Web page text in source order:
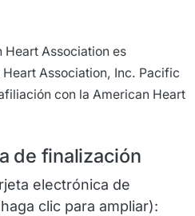
Heart Association es
Association, Inc. Pacific
con la American Heart
de finalización
electrónica de
clic para ampliar):